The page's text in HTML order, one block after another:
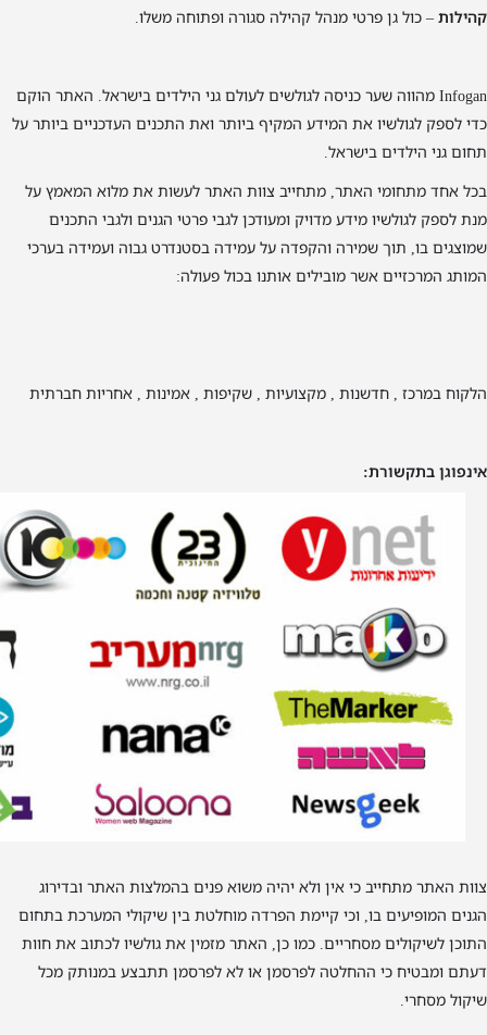
קהילות – כול גן פרטי מנהל קהילה סגורה ופתוחה משלו.
Infogan מהווה שער כניסה לגולשים לעולם גני הילדים בישראל. האתר הוקם
כדי לספק לגולשיו את המידע המקיף ביותר ואת התכנים העדכניים ביותר על
תחום גני הילדים בישראל.
בכל אחד מתחומי האתר, מתחייב צוות האתר לעשות את מלוא המאמץ על
מנת לספק לגולשיו מידע מדויק ומעודכן לגבי פרטי הגנים ולגבי התכנים
שמוצגים בו, תוך שמירה והקפדה על עמידה בסטנדרט גבוה ועמידה בערכי
המותג המרכזיים אשר מובילים אותנו בכול פעולה:
הלקוח במרכז , חדשנות , מקצועיות , שקיפות , אמינות , אחריות חברתית
אינפוגן בתקשורת:
צוות האתר מתחייב כי אין ולא יהיה משוא פנים בהמלצות האתר ובדירוג
הגנים המופיעים בו, וכי קיימת הפרדה מוחלטת בין שיקולי המערכת בתחום
התוכן לשיקולים מסחריים. כמו כן, האתר מזמין את גולשיו לכתוב את חוות
דעתם ומבטיח כי ההחלטה לפרסמן או לא לפרסמן תתבצע במנותק מכל
שיקול מסחרי.